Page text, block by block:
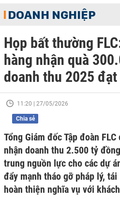
DOANH NGHIỆP
Họp bất thường
hàng nhận quà
doanh thu 2025
11:20 | 27/05/2026
Chia sẻ
Tổng Giám đốc Tập đoàn
nhận doanh thu 2.500 tỷ
trung nguồn lực cho các dự
đẩy mạnh tháo gỡ pháp lý,
hoàn thiện nghĩa vụ với